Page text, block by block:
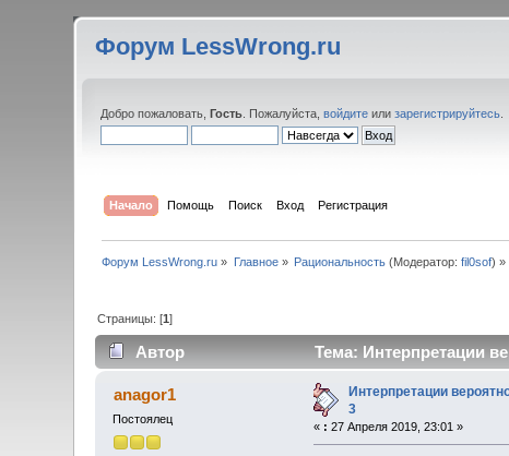
Форум LessWrong.ru
Добро пожаловать,Гость . Пожалуйста,войдите илизарегистрируйтесь
Начало Помощь Поиск Вход Регистрация
Форум LessWrong.ru » Главное» Рациональность (Модератор:fil0sof) »
Страницы: [1]
Автор Тема: Интерпретации
anagor1
Постоялец
Интерпретации
3
« : 27 Апреля 2019, 23:01 »